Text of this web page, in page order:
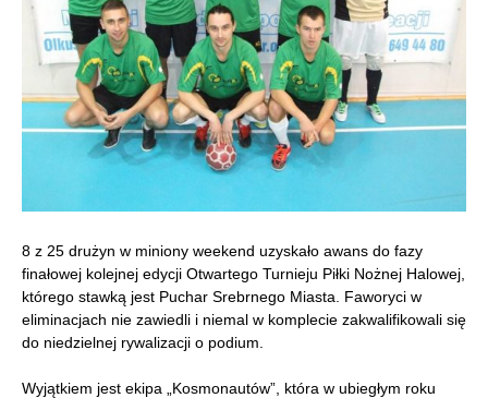
8 z 25 drużyn w miniony weekend uzyskało awans do fazy
finałowej kolejnej edycji Otwartego Turnieju Piłki Nożnej Halowej,
którego stawką jest Puchar Srebrnego Miasta. Faworyci w
eliminacjach nie zawiedli i niemal w komplecie zakwalifikowali się
do niedzielnej rywalizacji o podium.
Wyjątkiem jest ekipa „Kosmonautów”, która w ubiegłym roku